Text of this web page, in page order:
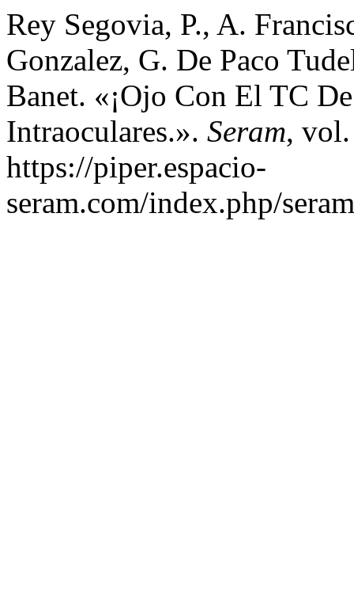
Rey Segovia, P., A.
Gonzalez, G. De Paco
Banet. «¡Ojo Con El TC
Intraoculares.». Seram,
https://piper.espacio-
seram.com/index.php/